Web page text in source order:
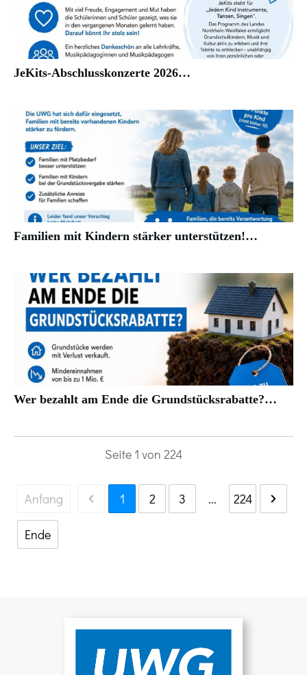
JeKits-Abschlusskonzerte 2026…
Familien mit Kindern stärker unterstützen!…
Wer bezahlt am Ende die Grundstücksrabatte?…
Seite 1 von 224
Anfang 1 2 3 ... 224
Ende